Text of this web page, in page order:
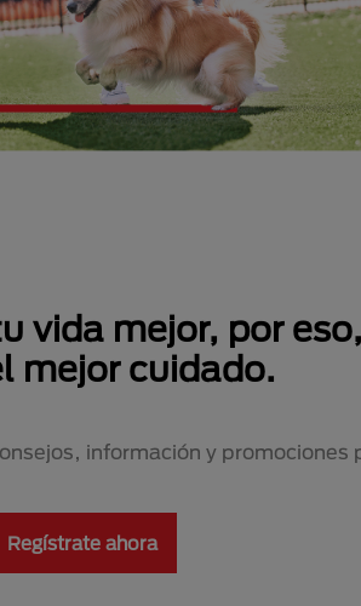
vida mejor, por
mejor cuidado.
información y promociones
Regístrate ahora